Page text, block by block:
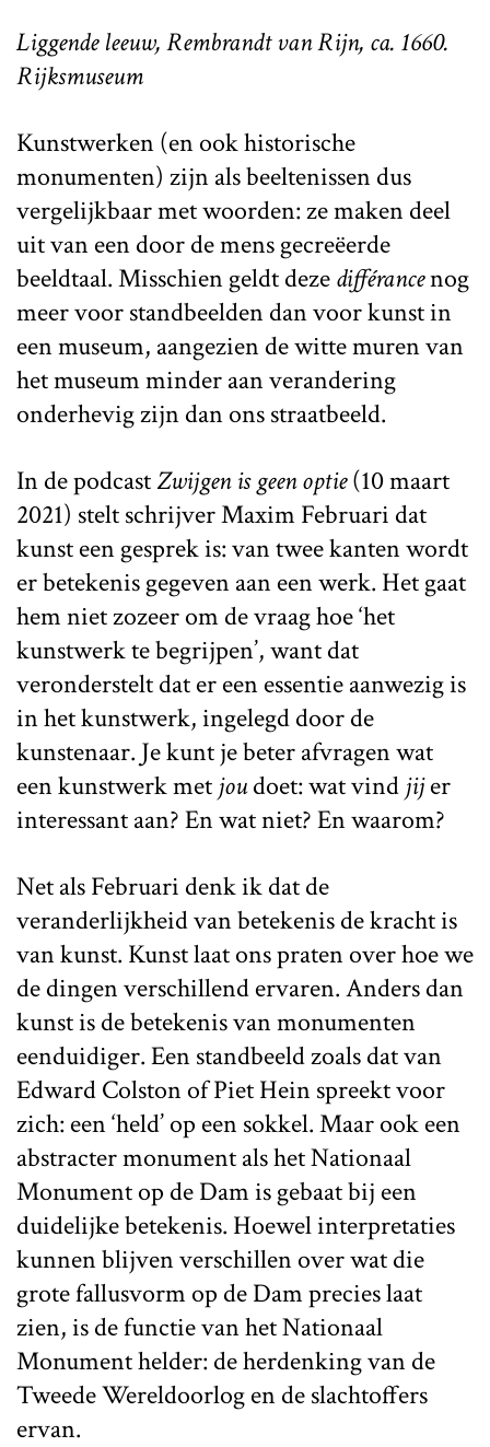
Liggende leeuw, Rembrandt van Rijn, ca. 1660.
Rijksmuseum
Kunstwerken (en ook historische
monumenten) zijn als beeltenissen dus
vergelijkbaar met woorden: ze maken deel
uit van een door de mens gecreëerde
beeldtaal. Misschien geldt dezedifférancenog
meer voor standbeelden dan voor kunst in
een museum, aangezien de witte muren van
het museum minder aan verandering
onderhevig zijn dan ons straatbeeld.
In de podcastZwijgen is geen optie(10 maart
2021) stelt schrijver Maxim Februari dat
kunst een gesprek is: van twee kanten wordt
er betekenis gegeven aan een werk. Het gaat
hem niet zozeer om de vraag hoe ‘het
kunstwerk te begrijpen’, want dat
veronderstelt dat er een essentie aanwezig is
in het kunstwerk, ingelegd door de
kunstenaar. Je kunt je beter afvragen wat
een kunstwerk met joudoet: wat vind jijer
interessant aan? En wat niet? En waarom?
Net als Februari denk ik dat de
veranderlijkheid van betekenis de kracht is
van kunst. Kunst laat ons praten over hoe we
de dingen verschillend ervaren. Anders dan
kunst is de betekenis van monumenten
eenduidiger. Een standbeeld zoals dat van
Edward Colston of Piet Hein spreekt voor
zich: een ‘held’ op een sokkel. Maar ook een
abstracter monument als het Nationaal
Monument op de Dam is gebaat bij een
duidelijke betekenis. Hoewel interpretaties
kunnen blijven verschillen over wat die
grote fallusvorm op de Dam precies laat
zien, is de functie van het Nationaal
Monument helder: de herdenking van de
Tweede Wereldoorlog en de slachtoffers
ervan.